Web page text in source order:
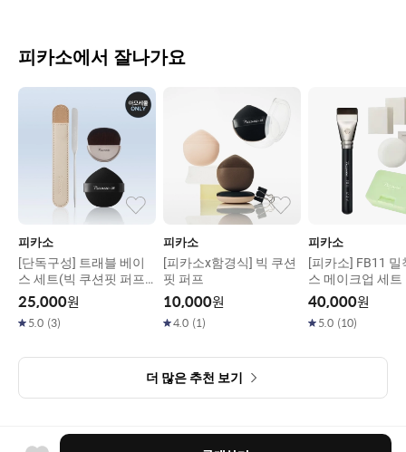
피카소에서 잘나가요
피카소
[단독구성] 트래블 베이
스 세트(빅 쿠션핏 퍼프
+미니 스파츌라+납작브
러쉬)
25,000원
5.0 (3)
피카소
[피카소x함경식] 빅 쿠션
핏 퍼프
10,000원
4.0 (1)
피카소
[피카소] FB11 밀
스 메이크업 세트
40,000원
5.0 (10)
더 많은 추천 보기